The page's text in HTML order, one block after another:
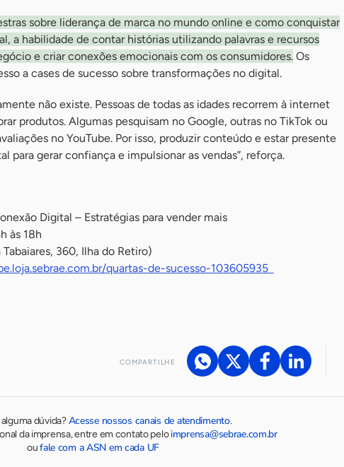
sobre liderança de marca no mundo online e como conquistar
a habilidade de contar histórias utilizando palavras e recursos
e criar conexões emocionais com os consumidores. Os
a cases de sucesso sobre transformações no digital.
não existe. Pessoas de todas as idades recorrem à internet
produtos. Algumas pesquisam no Google, outras no TikTok ou
no YouTube. Por isso, produzir conteúdo e estar presente
para gerar confiança e impulsionar as vendas”, reforça.
Digital – Estratégias para vender mais
às 18h
360, Ilha do Retiro)
quartas-de-sucesso-103605935
COMPARTILHE
dúvida?Acesse nossos canais de atendimento.
da imprensa, entre em contato peloimprensa@sebrae.com.br
oufale com a ASN em cada UF